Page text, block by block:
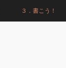
３．書こう！